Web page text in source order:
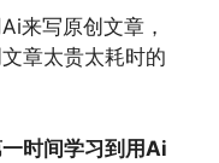
来写原创文章，
章太贵太耗时的
时间学习到用Ai